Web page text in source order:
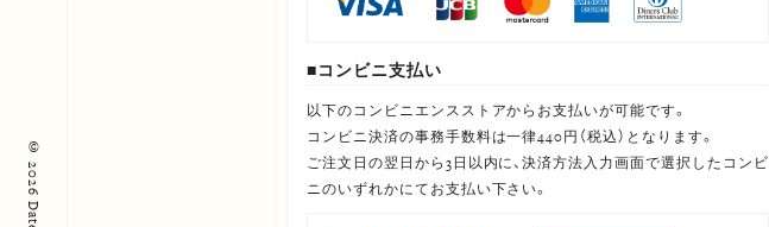
コンビニ支払い
以下のコンビニエンスストアからお支払いが可能です。
コンビニ決済の事務手数料は一律440円（税込）となります。
ご注文日の翌日から3日以内に、決済方法入力画面で選択したコンビ
ニのいずれかにてお支払い下さい。